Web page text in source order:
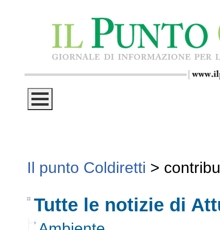
Il punto Coldiretti >
Tutte le notizie di